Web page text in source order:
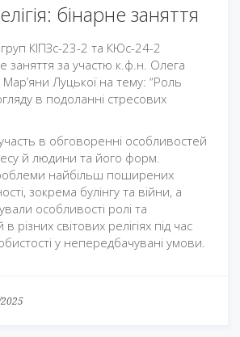
бінарне заняття
КІПЗс-23-2 та КЮс-24-2
заняття за участю к.ф.н. Олега
Луцької на тему: “Роль
в подоланні стресових
в обговоренні особливостей
й людини та його форм.
найбільш поширених
зокрема булінгу та війни, а
особливості ролі та
різних світових релігіях під час
у непередбачувані умови.